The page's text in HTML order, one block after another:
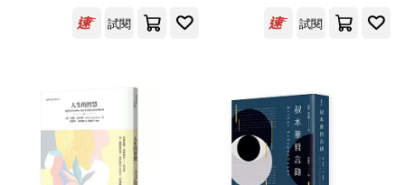
（德）亞瑟·叔本華(5)
（德國）亞瑟·叔本華(2)
[德]亞瑟·叔本華(1)
試閱
試閱